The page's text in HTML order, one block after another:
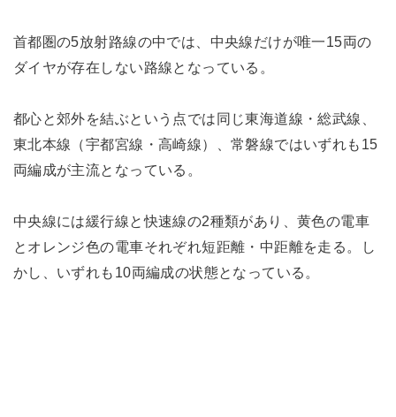
首都圏の5放射路線の中では、中央線だけが唯一15両の
ダイヤが存在しない路線となっている。
都心と郊外を結ぶという点では同じ東海道線・総武線、
東北本線（宇都宮線・高崎線）、常磐線ではいずれも15
両編成が主流となっている。
中央線には緩行線と快速線の2種類があり、黄色の電車
とオレンジ色の電車それぞれ短距離・中距離を走る。し
かし、いずれも10両編成の状態となっている。